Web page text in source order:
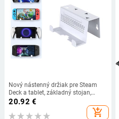
Nový nástenný držiak pre Steam
Deck a tablet, základný stojan,
kompatibilný s hernou konzolou
20.92 €
add_shopping_cart